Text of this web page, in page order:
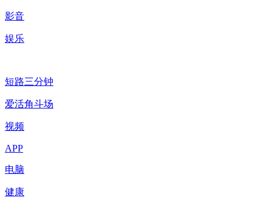
影音
娱乐
短路三分钟
爱活角斗场
视频
APP
电脑
健康